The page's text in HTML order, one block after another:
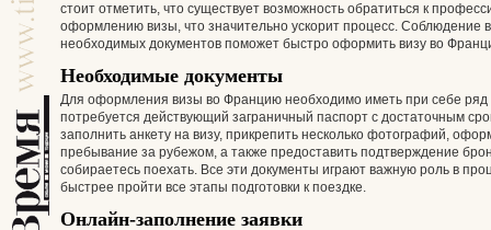
стоит отметить, что существует возможность обратиться к
оформлению визы, что значительно ускорит процесс. Соблюдение
необходимых документов поможет быстро оформить визу во
Необходимые документы
Для оформления визы во Францию необходимо иметь при себе ряд
потребуется действующий заграничный паспорт с достаточным
заполнить анкету на визу, прикрепить несколько фотографий,
пребывание за рубежом, а также предоставить подтверждение
собираетесь поехать. Все эти документы играют важную роль в
быстрее пройти все этапы подготовки к поездке.
Онлайн-заполнение заявки